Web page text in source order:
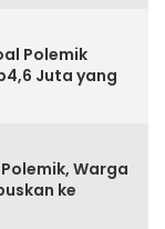
Polemik
Juta yang
Warga
ke